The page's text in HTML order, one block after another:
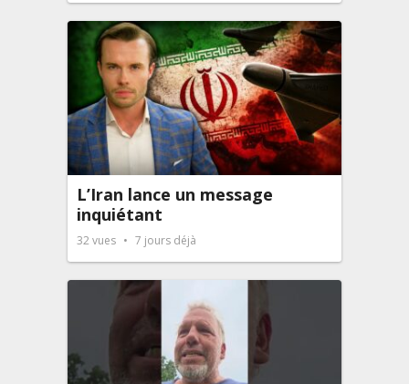
L’Iran lance un message
inquiétant
32vues 7 jours déjà